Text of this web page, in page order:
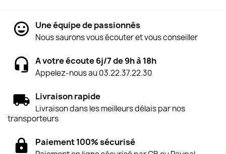
Une équipe de passionnés
Nous saurons vous écouter et vous conseiller
A votre écoute 6j/7 de 9h à 18h
Appelez-nous au 03.22.37.22.30
Livraison rapide
Livraison dans les meilleurs délais par nos
transporteurs
Paiement 100% sécurisé